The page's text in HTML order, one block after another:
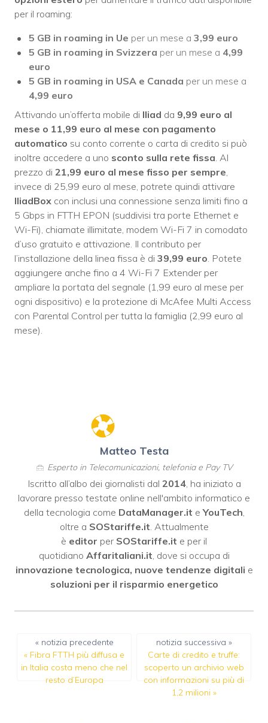
per il roaming:
5 GB in roaming in Ue per un mese a 3,99 euro
5 GB in roaming in Svizzera per un mese a 4,99
euro
5 GB in roaming in USA e Canada per un mese a
4,99 euro
Attivando un’offerta mobile di Iliad da 9,99 euro al
mese o 11,99 euro al mese con pagamento
automatico su conto corrente o carta di credito si può
inoltre accedere a uno sconto sulla rete fissa. Al
prezzo di 21,99 euro al mese fisso per sempre,
invece di 25,99 euro al mese, potrete quindi attivare
IliadBox con inclusi una connessione senza limiti fino a
5 Gbps in FTTH EPON (suddivisi tra porte Ethernet e
Wi-Fi), chiamate illimitate, modem Wi-Fi 7 in comodato
d’uso gratuito e attivazione. Il contributo per
l’installazione della linea fissa è di 39,99 euro. Potete
aggiungere anche fino a 4 Wi-Fi 7 Extender per
ampliare la portata del segnale (1,99 euro al mese per
ogni dispositivo) e la protezione di McAfee Multi Access
con Parental Control per tutta la famiglia (2,99 euro al
mese).
Matteo Testa
Esperto in Telecomunicazioni, telefonia e Pay TV
Iscritto all’albo dei giornalisti dal 2014, ha iniziato a
lavorare presso testate online nell'ambito informatico e
della tecnologia come DataManager.it eYouTech,
oltre a SOStariffe.it. Attualmente
è editor per SOStariffe.it e per il
quotidiano Affaritaliani.it, dove si occupa di
innovazione tecnologica, nuove tendenze digitali e
soluzioni per il risparmio energetico
« notizia precedente
« Fibra FTTH più diffusa e
in Italia costa meno che nel
resto d’Europa
notizia successiva »
Carte di credito e truffe:
scoperto un archivio web
con informazioni su più di
1,2 milioni »